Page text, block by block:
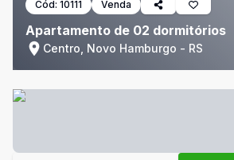
Cód: 10111 Venda
Apartamento de 02 dormitórios
Centro, Novo Hamburgo - RS